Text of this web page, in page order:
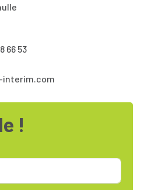
66 53
interim.com
!